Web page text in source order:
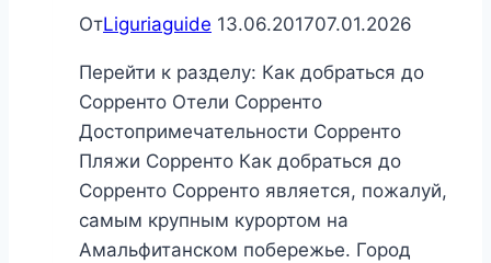
ОтLiguriaguide 13.06.201707.01.2026
Перейти к разделу: Как добраться до
Сорренто Отели Сорренто
Достопримечательности Сорренто
Пляжи Сорренто Как добраться до
Сорренто Сорренто является, пожалуй,
самым крупным курортом на
Амальфитанском побережье. Город